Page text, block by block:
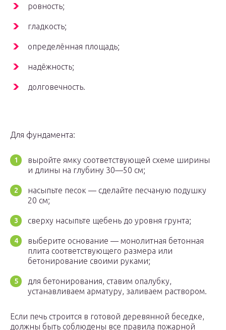
ровность;
гладкость;
определённая площадь;
надёжность;
долговечность.
Для фундамента:
выройте ямку соответствующей схеме ширины
и длины на глубину 30—50 см;
насыпьте песок — сделайте песчаную подушку
20 см;
сверху насыпьте щебень до уровня грунта;
выберите основание — монолитная бетонная
плита соответствующего размера или
бетонирование своими руками;
для бетонирования, ставим опалубку,
устанавливаем арматуру, заливаем раствором.
Если печь строится в готовой деревянной беседке,
должны быть соблюдены все правила пожарной